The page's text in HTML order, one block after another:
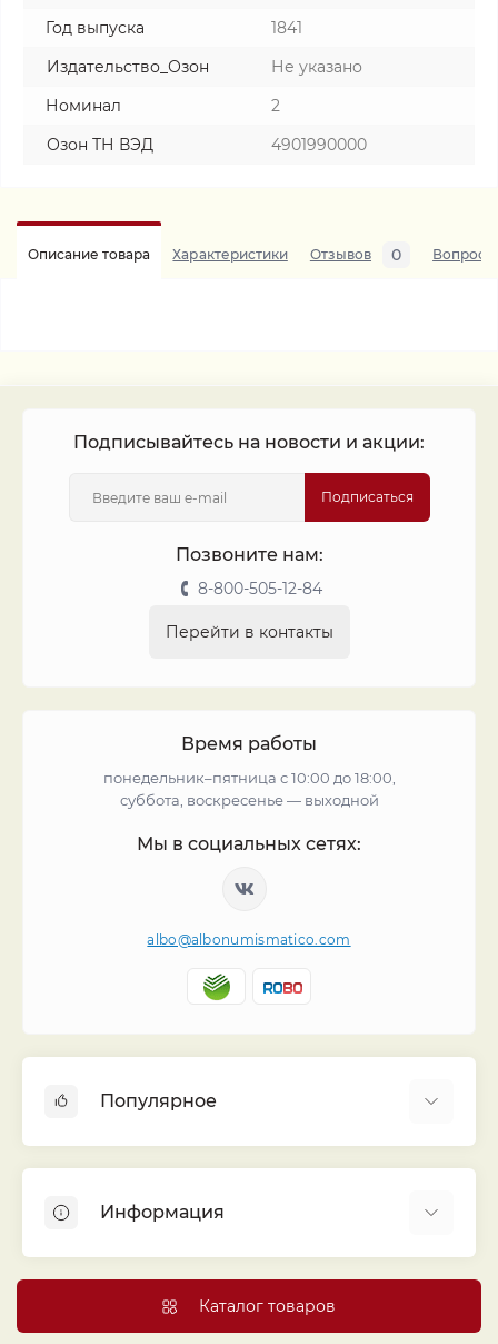
Год выпуска
1841
Издательство_Озон
Не указано
Номинал
2
Озон ТН ВЭД
4901990000
Описание товара Характеристики Отзывов 0 Вопросы
Подписывайтесь на новости и акции:
Подписаться
Позвоните нам:
8-800-505-12-84
Перейти в контакты
Время работы
понедельник–пятница с 10:00 до 18:00,
суббота, воскресенье — выходной
Мы в социальных сетях:
albo@albonumismatico.com
Популярное
Монеты
Банкноты
Листы для монет
Капсулы и холдеры
Информация
Договор публичной оферты
Каталог товаров